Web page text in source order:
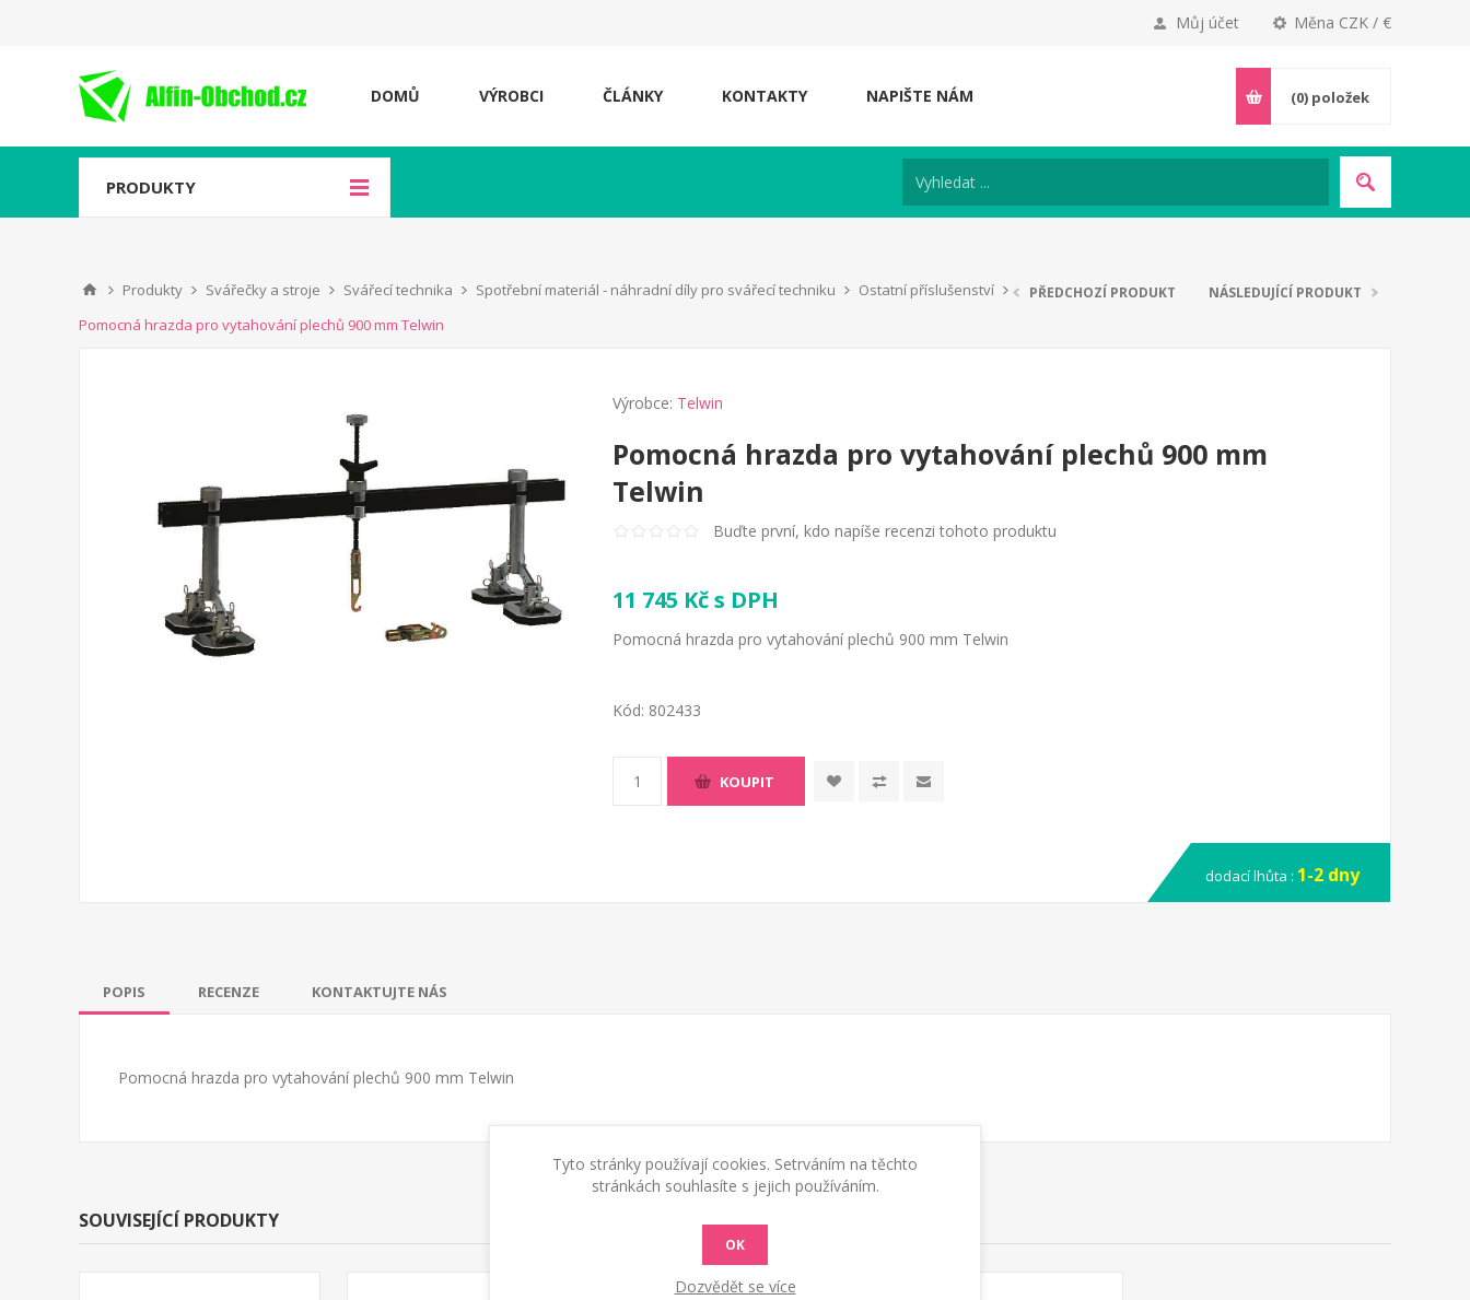
Měna CZK / €
Můj účet
DOMŮ VÝROBCI ČLÁNKY KONTAKTY NAPIŠTE NÁM (0) položek
PRODUKTY
Produkty Svářečky a stroje Svářecí technika Spotřební materiál - náhradní díly pro svářecí techniku
Ostatní příslušenství
Pomocná hrazda pro vytahování plechů 900 mm Telwin
PŘEDCHOZÍ PRODUKT NÁSLEDUJÍCÍ PRODUKT
Výrobce: Telwin
Pomocná hrazda pro vytahování plechů 900 mm
Telwin
Buďte první, kdo napíše recenzi tohoto produktu
11 745 Kč s DPH
Pomocná hrazda pro vytahování plechů 900 mm Telwin
Kód: 802433
KOUPIT
dodací lhůta : 1-2 dny
POPIS RECENZE KONTAKTUJTE NÁS
Pomocná hrazda pro vytahování plechů 900 mm Telwin
SOUVISEJÍCÍ PRODUKTY
Tyto stránky používají cookies. Setrváním na těchto
stránkách souhlasíte s jejich používáním.
OK
Dozvědět se více